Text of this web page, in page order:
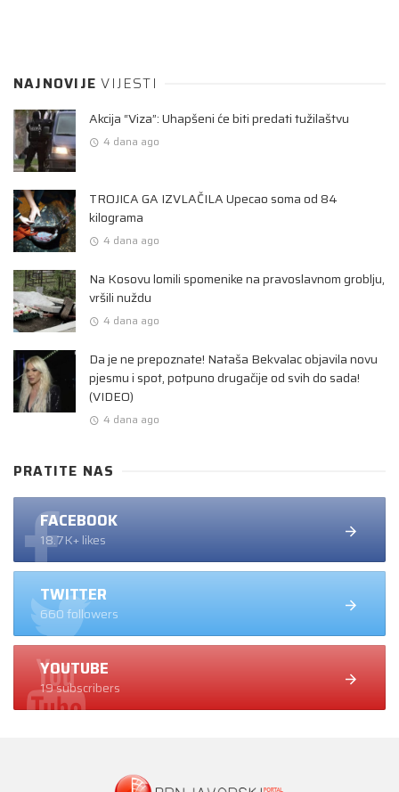
NAJNOVIJEVIJESTI
Akcija “Viza”: Uhapšeni će biti predati tužilaštvu
4 dana ago
TROJICA GA IZVLAČILA Upecao soma od 84
kilograma
4 dana ago
Na Kosovu lomili spomenike na pravoslavnom groblju,
vršili nuždu
4 dana ago
Da je ne prepoznate! Nataša Bekvalac objavila novu
pjesmu i spot, potpuno drugačije od svih do sada!
(VIDEO)
4 dana ago
PRATITE NAS
FACEBOOK
18.7K+ likes
TWITTER
660 followers
YOUTUBE
19 subscribers